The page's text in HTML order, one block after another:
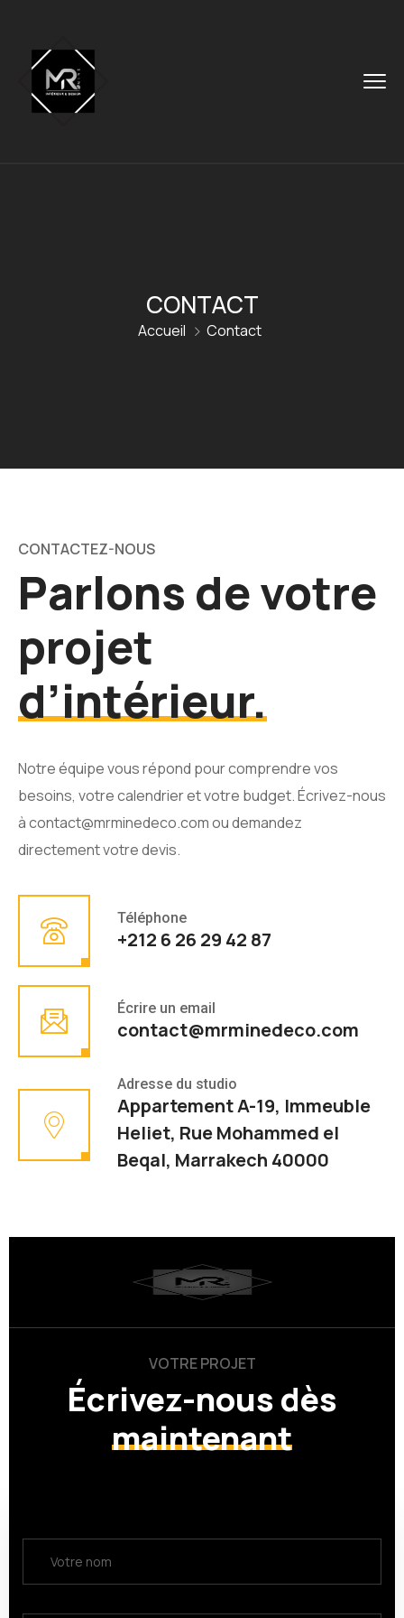
CONTACT
Accueil Contact
CONTACTEZ-NOUS
Parlons de votre
projet
d’intérieur.
Notre équipe vous répond pour comprendre vos
besoins, votre calendrier et votre budget. Écrivez-nous
àcontact@mrminedeco.comou demandez
directement votre devis.
Téléphone
+212 6 26 29 42 87
Écrire un email
contact@mrminedeco.com
Adresse du studio
Appartement A-19, Immeuble
Heliet, Rue Mohammed el
Beqal, Marrakech 40000
VOTRE PROJET
Écrivez-nous dès
maintenant